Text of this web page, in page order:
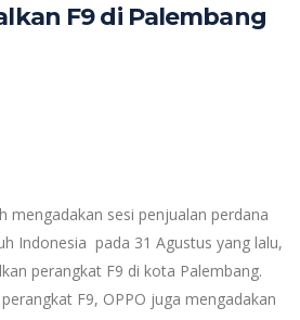
F9 di Palembang
mengadakan sesi penjualan perdana
Indonesia pada 31 Agustus yang lalu,
perangkat F9 di kota Palembang.
F9, OPPO juga mengadakan